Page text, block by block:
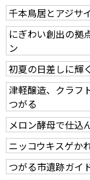
千本鳥居とアジサ
にぎわい創出の
ン
初夏の日差しに輝
津軽醸造、クラ
つがる
メロン酵母で仕込
ニッコウキスゲか
つがる市遺跡ガ